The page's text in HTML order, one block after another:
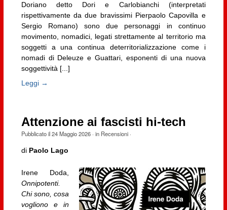
Doriano detto Dori e Carlobianchi (interpretati
rispettivamente da due bravissimi Pierpaolo Capovilla e
Sergio Romano) sono due personaggi in continuo
movimento, nomadici, legati strettamente al territorio ma
soggetti a una continua deterritorializzazione come i
nomadi di Deleuze e Guattari, esponenti di una nuova
soggettività [...]
Leggi →
Attenzione ai fascisti hi-tech
Pubblicato il24 Maggio 2026· in Recensioni·
di Paolo Lago
Irene Doda,
Onnipotenti.
Chi sono, cosa
vogliono e in